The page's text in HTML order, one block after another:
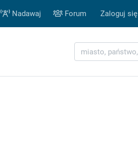
Nadawaj Forum Zaloguj się